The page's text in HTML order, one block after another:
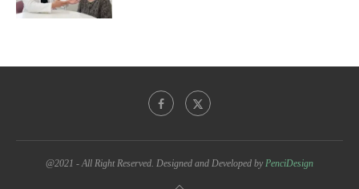
@2021 - All Right Reserved. Designed and Developed byPenciDesign